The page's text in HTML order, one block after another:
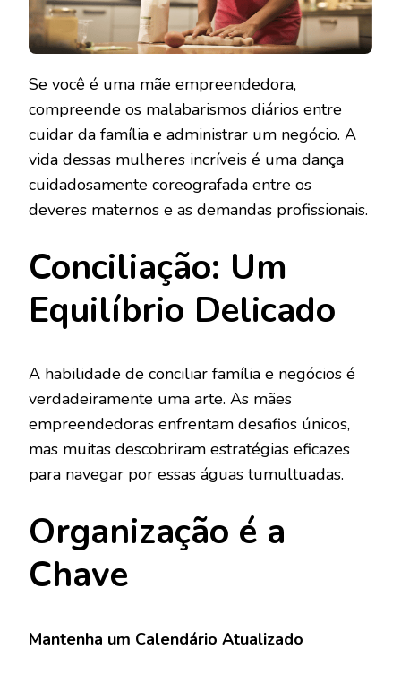
Se você é uma mãe empreendedora,
compreende os malabarismos diários entre
cuidar da família e administrar um negócio. A
vida dessas mulheres incríveis é uma dança
cuidadosamente coreografada entre os
deveres maternos e as demandas profissionais.
Conciliação: Um
Equilíbrio Delicado
A habilidade de conciliar família e negócios é
verdadeiramente uma arte. As mães
empreendedoras enfrentam desafios únicos,
mas muitas descobriram estratégias eficazes
para navegar por essas águas tumultuadas.
Organização é a
Chave
Mantenha um Calendário Atualizado